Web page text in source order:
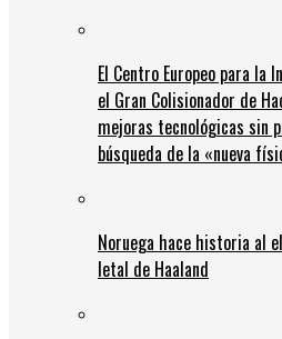
El Centro Europeo para la
el Gran Colisionador de
mejoras tecnológicas sin
búsqueda de la «nueva
Noruega hace historia al
letal de Haaland